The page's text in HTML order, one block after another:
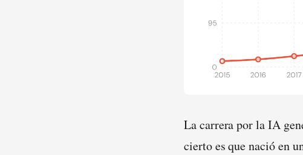
La carrera por la IA
cierto es que nació en